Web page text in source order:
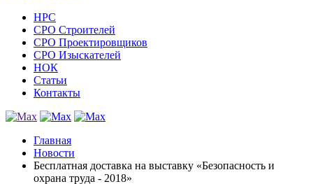
НРС
СРО Строителей
СРО Проектировщиков
СРО Изыскателей
НОК
Статьи
Контакты
Главная
Новости
Бесплатная доставка на выставку «Безопасность и
охрана труда - 2018»